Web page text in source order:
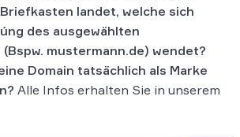
landet, welche sich
des ausgewählten
(Bspw. mustermann.de) wendet?
Domain tatsächlich als Marke
Alle Infos erhalten Sie in unserem